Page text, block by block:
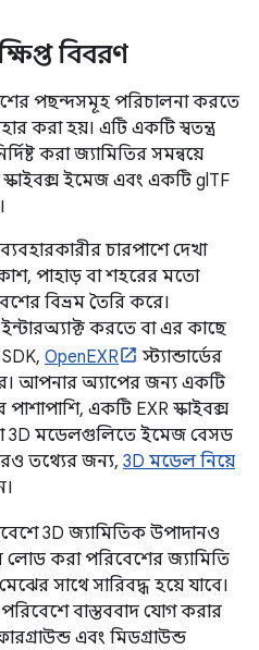
বিবরণ
পছন্দসমূহ পরিচালনা করতে
করা হয়। এটি একটি স্বতন্ত্র
করা জ্যামিতির সমন্বয়ে
ইমেজ এবং একটি glTF
চারপাশে দেখা
পাহাড় বা শহরের মতো
বিভ্রম তৈরি করে।
ইন্টারঅ্যাক্ট করতে বা এর কাছে
OpenEXR
স্ট্যান্ডার্ডের
আপনার অ্যাপের জন্য একটি
পাশাপাশি, একটি EXR স্কাইবক্স
3D মডেলগুলিতে ইমেজ বেসড
তথ্যের জন্য, 3D মডেল নিয়ে
3D জ্যামিতিক উপাদানও
লোড করা পরিবেশের জ্যামিতি
সাথে সারিবদ্ধ হয়ে যাবে।
বাস্তববাদ যোগ করার
এবং মিডগ্রাউন্ড